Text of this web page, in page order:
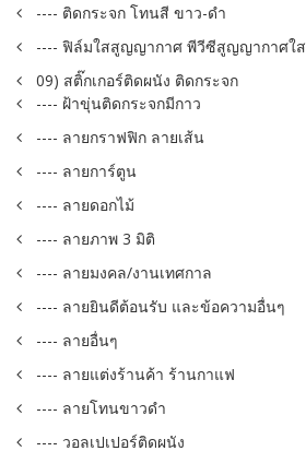
---- ติดกระจก โทนสี ขาว-ดำ
---- ฟิล์มใสสูญญากาศ พีวีซีสูญญากาศใส
09) สติ๊กเกอร์ติดผนัง ติดกระจก
---- ฝ้าขุ่นติดกระจกมีกาว
---- ลายกราฟฟิก ลายเส้น
---- ลายการ์ตูน
---- ลายดอกไม้
---- ลายภาพ 3 มิติ
---- ลายมงคล/งานเทศกาล
---- ลายยินดีต้อนรับ และข้อความอื่นๆ
---- ลายอื่นๆ
---- ลายแต่งร้านค้า ร้านกาแฟ
---- ลายโทนขาวดำ
---- วอลเปเปอร์ติดผนัง